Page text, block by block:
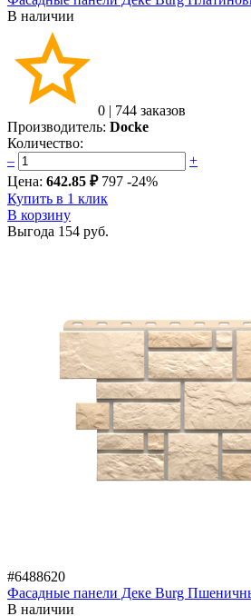
В наличии
0 | 744 заказов
Производитель: Docke
Количество:
–
+
Цена: 642.85 ₽ 797 -24%
Купить в 1 клик
В корзину
Выгода 154 руб.
#6488620
Фасадные панели Деке Burg
В наличии